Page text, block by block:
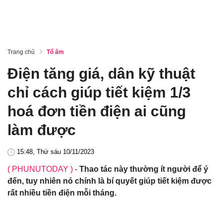
Trang chủ Tổ ấm
Điện tăng giá, dân kỹ thuật
chỉ cách giúp tiết kiệm 1/3
hoá đơn tiền điện ai cũng
làm được
15:48, Thứ sáu 10/11/2023
( PHUNUTODAY ) - Thao tác này thường ít người để ý
đến, tuy nhiên nó chính là bí quyết giúp tiết kiệm được
rất nhiều tiền điện mỗi tháng.